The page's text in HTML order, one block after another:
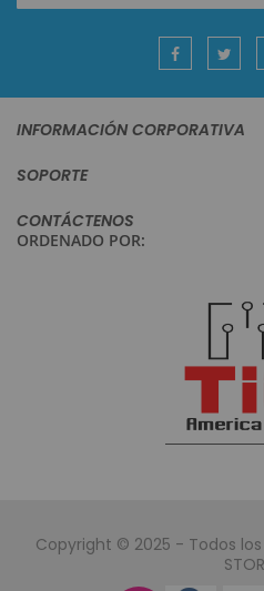
boletín
INFORMACIÓN CORPORATIVA
SOPORTE
CONTÁCTENOS
ORDENADO POR:
Copyright © 2025 - Todos